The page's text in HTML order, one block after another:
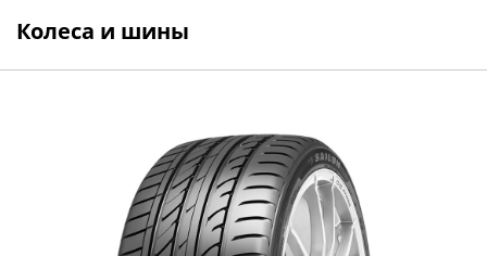
Колеса и шины